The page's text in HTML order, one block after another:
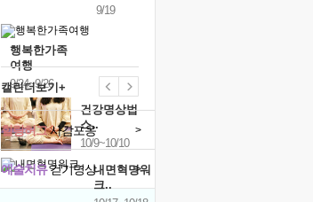
9/19
행복한가족
여행
9/24~9/26
건강명상법
스..
10/9~10/10
내면혁명워
크..
캘린더보기+
예술치유걷기명상 >
힐링허그사감포옹 >